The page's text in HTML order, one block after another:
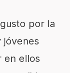
por la
jóvenes
en ellos